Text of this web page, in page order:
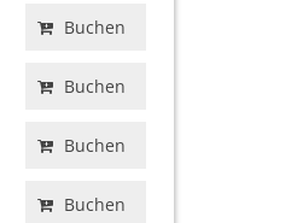
Buchen
Buchen
Buchen
Buchen